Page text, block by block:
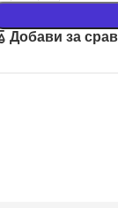
Добави за